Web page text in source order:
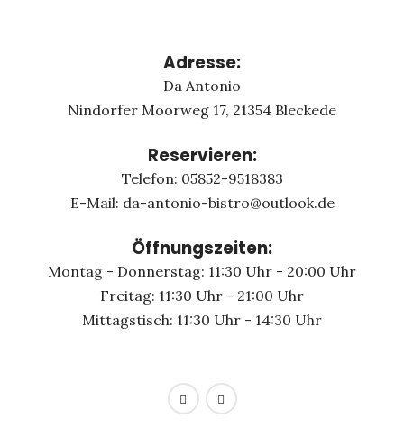
Adresse:
Da Antonio
Nindorfer Moorweg 17, 21354 Bleckede
Reservieren:
Telefon: 05852-9518383
E-Mail: da-antonio-bistro@outlook.de
Öffnungszeiten:
Montag - Donnerstag: 11:30 Uhr - 20:00 Uhr
Freitag: 11:30 Uhr - 21:00 Uhr
Mittagstisch: 11:30 Uhr - 14:30 Uhr